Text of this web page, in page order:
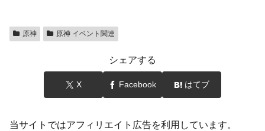
原神 原神 イベント関連
シェアする
X Facebook はてブ
当サイトではアフィリエイト広告を利用しています。